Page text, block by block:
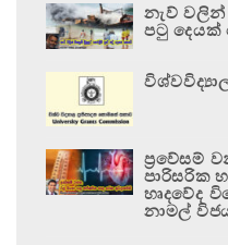
නැව්
පටු
ප්‍රවේසම්
පාරිසරික
හෘදවේද
නාමල්